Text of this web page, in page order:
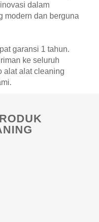
dalam
modern dan berguna
garansi 1 tahun.
ke seluruh
alat alat cleaning